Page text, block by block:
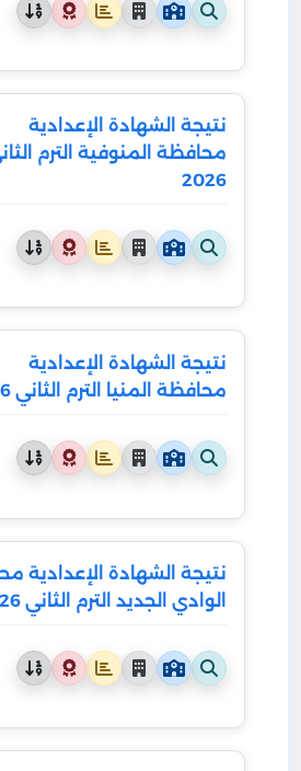
نتيجة الشهادة الإعدادية
محافظة المنوفية الترم
2026
نتيجة الشهادة الإعدادية
محافظة المنيا الترم الثاني 2026
نتيجة الشهادة الإعدادية
الوادي الجديد الترم الثاني 2026